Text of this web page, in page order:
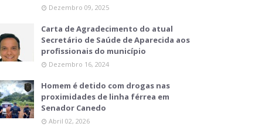
Dezembro 09, 2025
Carta de Agradecimento do atual
Secretário de Saúde de Aparecida aos
profissionais do município
Dezembro 16, 2024
Homem é detido com drogas nas
proximidades de linha férrea em
Senador Canedo
Abril 02, 2026